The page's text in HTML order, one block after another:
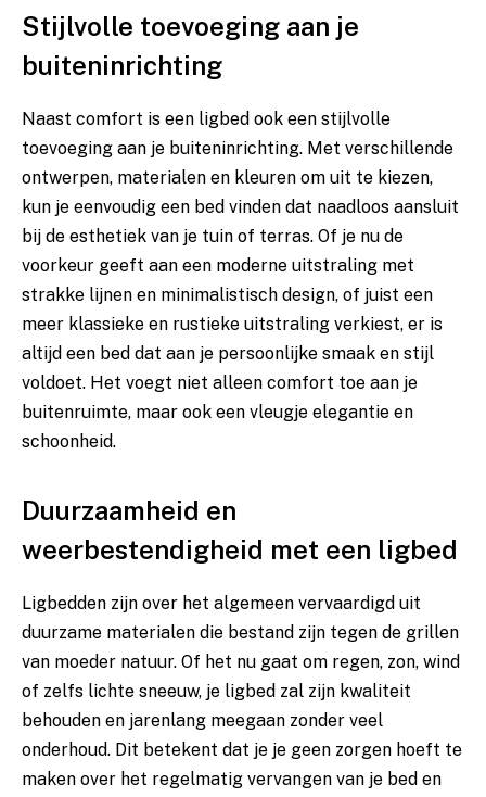
Stijlvolle toevoeging aan je
buiteninrichting
Naast comfort is een ligbed ook een stijlvolle
toevoeging aan je buiteninrichting. Met verschillende
ontwerpen, materialen en kleuren om uit te kiezen,
kun je eenvoudig een bed vinden dat naadloos aansluit
bij de esthetiek van je tuin of terras. Of je nu de
voorkeur geeft aan een moderne uitstraling met
strakke lijnen en minimalistisch design, of juist een
meer klassieke en rustieke uitstraling verkiest, er is
altijd een bed dat aan je persoonlijke smaak en stijl
voldoet. Het voegt niet alleen comfort toe aan je
buitenruimte, maar ook een vleugje elegantie en
schoonheid.
Duurzaamheid en
weerbestendigheid met een ligbed
Ligbedden zijn over het algemeen vervaardigd uit
duurzame materialen die bestand zijn tegen de grillen
van moeder natuur. Of het nu gaat om regen, zon, wind
of zelfs lichte sneeuw, je ligbed zal zijn kwaliteit
behouden en jarenlang meegaan zonder veel
onderhoud. Dit betekent dat je je geen zorgen hoeft te
maken over het regelmatig vervangen van je bed en